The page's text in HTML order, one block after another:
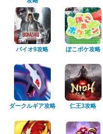
バイオ9攻略 ぽこポケ攻略
ダークルギア攻略 仁王3攻略